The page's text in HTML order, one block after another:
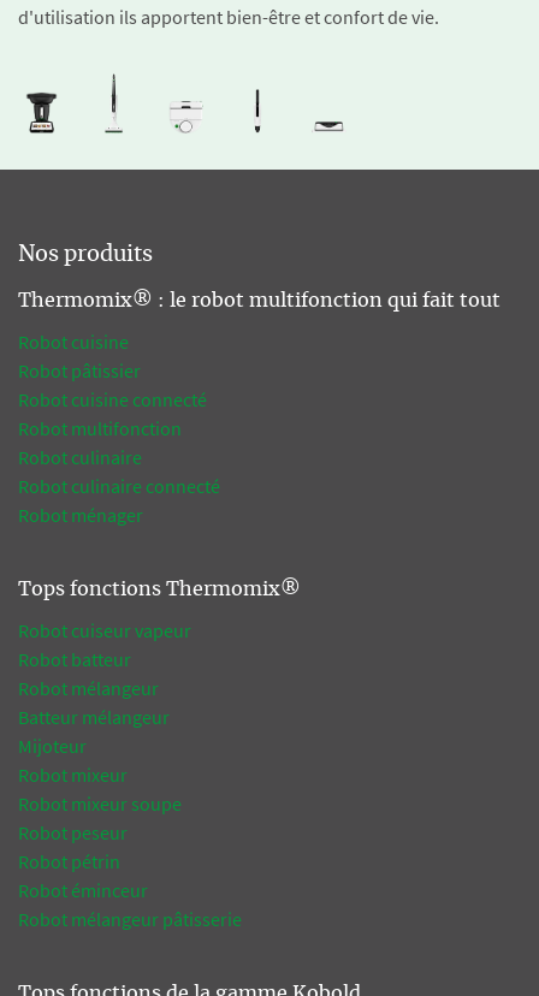
d'utilisation ils apportent bien-être et confort de vie.
Nos produits
Thermomix® : le robot multifonction qui fait tout
Robot cuisine
Robot pâtissier
Robot cuisine connecté
Robot multifonction
Robot culinaire
Robot culinaire connecté
Robot ménager
Tops fonctions Thermomix®
Robot cuiseur vapeur
Robot batteur
Robot mélangeur
Batteur mélangeur
Mijoteur
Robot mixeur
Robot mixeur soupe
Robot peseur
Robot pétrin
Robot éminceur
Robot mélangeur pâtisserie